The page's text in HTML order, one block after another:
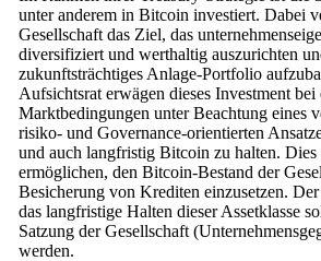
unter anderem in Bitcoin investiert. Dabei
Gesellschaft das Ziel, das
diversifiziert und werthaltig auszurichten
zukunftsträchtiges Anlage-Portfolio
Aufsichtsrat erwägen dieses Investment bei
Marktbedingungen unter Beachtung eines
risiko- und Governance-orientierten
und auch langfristig Bitcoin zu halten. Dies
ermöglichen, den Bitcoin-Bestand der
Besicherung von Krediten einzusetzen.
das langfristige Halten dieser Assetklasse
Satzung der Gesellschaft
werden.